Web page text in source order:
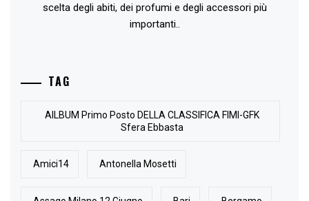
scelta degli abiti, dei profumi e degli accessori più
importanti..
TAG
AlLBUM Primo Posto DELLA CLASSIFICA FIMI-GFK
Sfera Ebbasta
Amici14 Antonella Mosetti